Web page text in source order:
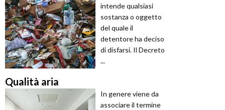
intende qualsiasi
sostanza o oggetto
del quale il
detentore ha deciso
di disfarsi. Il Decreto
...
Qualità aria
In genere viene da
associare il termine